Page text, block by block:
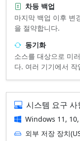
차등 백업
마지막 백업 이후 변
을 절약합니다.
동기화
소스를 대상으로 미
다. 여러 기기에서
시스템 요구 사
Windows 11,
외부 저장 장치